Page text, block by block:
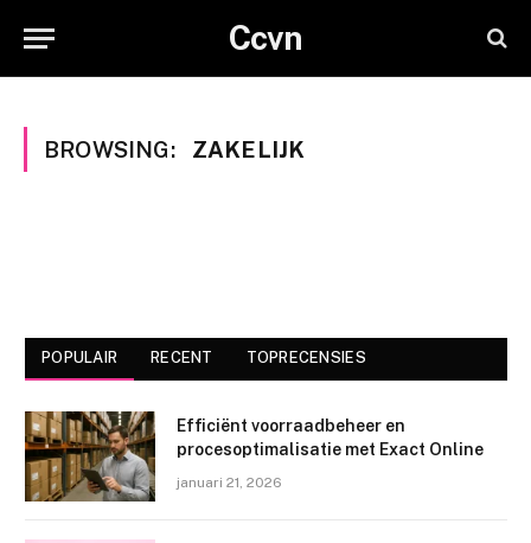
Ccvn
BROWSING: ZAKELIJK
POPULAIR RECENT TOPRECENSIES
Efficiënt voorraadbeheer en
procesoptimalisatie met Exact Online
januari 21, 2026